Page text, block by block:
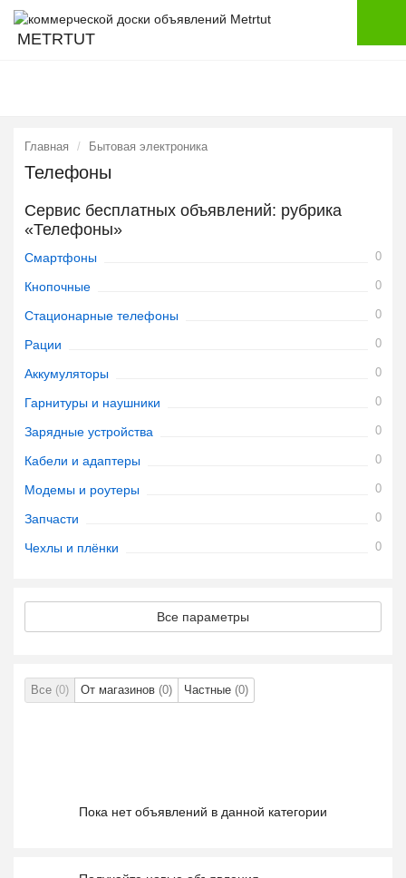
METRTUT
Главная Бытовая электроника
Телефоны
Сервис бесплатных объявлений: рубрика
«Телефоны»
Смартфоны 0
Кнопочные 0
Стационарные телефоны 0
Рации 0
Аккумуляторы 0
Гарнитуры и наушники 0
Зарядные устройства 0
Кабели и адаптеры 0
Модемы и роутеры 0
Запчасти 0
Чехлы и плёнки 0
Все параметры
Все (0) От магазинов (0) Частные (0)
Пока нет объявлений в данной категории